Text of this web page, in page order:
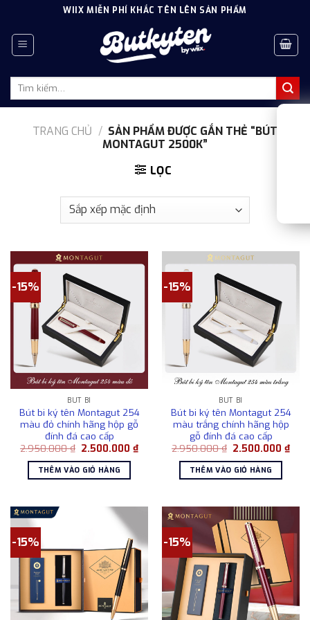
content
WIIX MIỄN PHÍ KHẮC TÊN LÊN SẢN PHẨM
Tìm
TRANG CHỦ / SẢN PHẨM ĐƯỢC GẮN THẺ “BÚT
MONTAGUT 2500K”
LỌC
-15%
BÚT BI
Bút bi ký tên Montagut 254
màu đỏ chính hãng hộp gỗ
đính đá cao cấp
2.950.000₫ Giá
là:
2.950.000 ₫.
2.500.000₫Giá
hiện
2.500.000 ₫.
THÊM VÀO GIỎ HÀNG
-15%
BÚT BI
Bút bi ký tên Montagut 254
màu trắng chính hãng hộp
gỗ đính đá cao cấp
2.950.000₫ Giá
là:
2.950.000 ₫.
2.500.000₫Giá
hiện
THÊM VÀO GIỎ HÀNG
-15% -15%